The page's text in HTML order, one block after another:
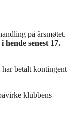
på årsmøtet.
hende senest 17.
har betalt kontingent
klubbens